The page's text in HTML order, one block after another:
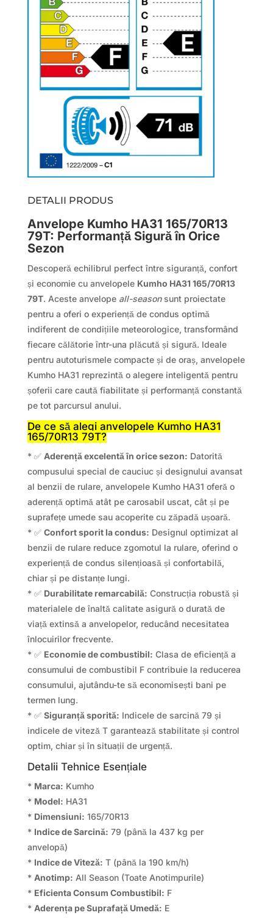
DETALII PRODUS
Anvelope Kumho HA31 165/70R13
79T: Performanță Sigură în Orice
Sezon
Descoperă echilibrul perfect între siguranță, confort
și economie cu anvelopele Kumho HA31 165/70R13
79T. Aceste anvelope all-seasonsunt proiectate
pentru a oferi o experiență de condus optimă
indiferent de condițiile meteorologice, transformând
fiecare călătorie într-una plăcută și sigură. Ideale
pentru autoturismele compacte și de oraș, anvelopele
Kumho HA31 reprezintă o alegere inteligentă pentru
șoferii care caută fiabilitate și performanță constantă
pe tot parcursul anului.
De ce să alegi anvelopele Kumho HA31
165/70R13 79T?
* ✅ Aderență excelentă în orice sezon: Datorită
compusului special de cauciuc și designului avansat
al benzii de rulare, anvelopele Kumho HA31 oferă o
aderență optimă atât pe carosabil uscat, cât și pe
suprafețe umede sau acoperite cu zăpadă ușoară.
* ✅ Confort sporit la condus: Designul optimizat al
benzii de rulare reduce zgomotul la rulare, oferind o
experiență de condus silențioasă și confortabilă,
chiar și pe distanțe lungi.
* ✅ Durabilitate remarcabilă: Construcția robustă și
materialele de înaltă calitate asigură o durată de
viață extinsă a anvelopelor, reducând necesitatea
înlocuirilor frecvente.
* ✅ Economie de combustibil: Clasa de eficiență a
consumului de combustibil F contribuie la reducerea
consumului, ajutându-te să economisești bani pe
termen lung.
* ✅ Siguranță sporită: Indicele de sarcină 79 și
indicele de viteză T garantează stabilitate și control
optim, chiar și în situații de urgență.
Detalii Tehnice Esențiale
* Marca: Kumho
* Model: HA31
* Dimensiuni: 165/70R13
* Indice de Sarcină: 79 (până la 437 kg per
anvelopă)
* Indice de Viteză: T (până la 190 km/h)
* Anotimp: All Season (Toate Anotimpurile)
* Eficienta Consum Combustibil: F
* Aderența pe Suprafață Umedă: E